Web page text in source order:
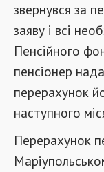
звернувся за
заяву і всі
Пенсійного
пенсіонер
перерахунок
наступного
Перерахунок